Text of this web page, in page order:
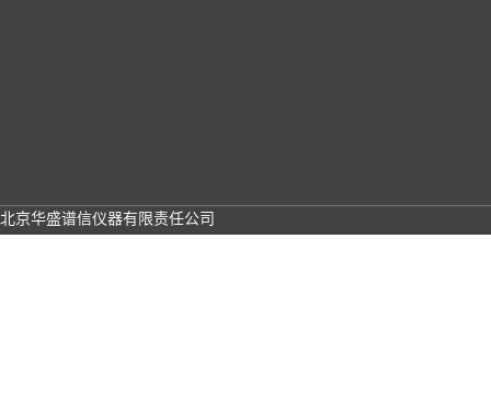
北京华盛谱信仪器有限责任公司